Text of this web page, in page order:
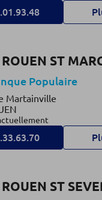
ST
Populaire
Martainville
ST